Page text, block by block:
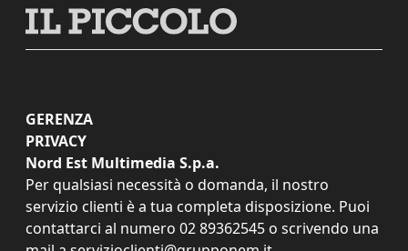
GERENZA
PRIVACY
Nord Est Multimedia S.p.a.
Per qualsiasi necessità o domanda, il nostro
servizio clienti è a tua completa disposizione. Puoi
contattarci al numero 02 89362545 o scrivendo una